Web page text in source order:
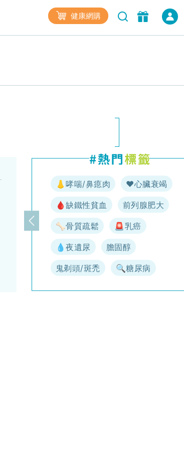
健康網購
上一頁
👃哮喘/鼻瘜肉 ♥️心臟衰竭
🩸缺鐵性貧血 前列腺肥大
🦴骨質疏鬆 🚨乳癌
💧夜遺尿 膽固醇
鬼剃頭/斑禿 🔍糖尿病